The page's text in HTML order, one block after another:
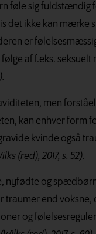
føle sig fuldstændig
det ikke kan mærke
er
af f.eks. seksuelt
men
kan enhver form
kvinde også
(red), 2017, s. 52).
nyfødte og
traumer end voksne,
og